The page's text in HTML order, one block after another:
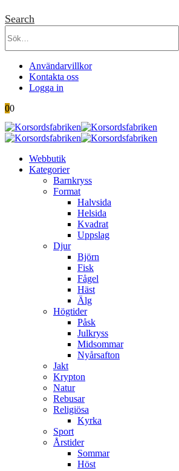
Search
Användarvillkor
Kontakta oss
Logga in
00
Webbutik
Kategorier
Barnkryss
Format
Halvsida
Helsida
Kvadrat
Uppslag
Djur
Björn
Fisk
Fågel
Häst
Älg
Högtider
Påsk
Julkryss
Midsommar
Nyårsafton
Jakt
Krypton
Natur
Rebusar
Religiösa
Kyrka
Sport
Årstider
Sommar
Höst